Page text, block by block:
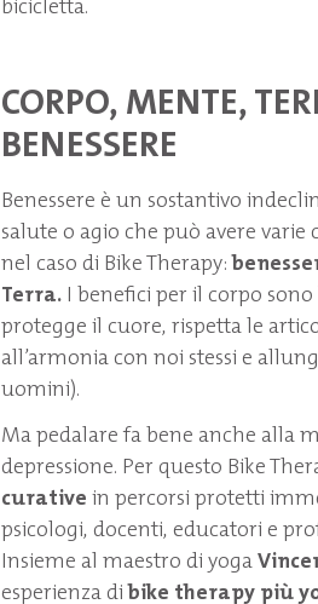
bicicletta.
CORPO, MENTE,
BENESSERE
Benessere è un sostantivo
salute o agio che può avere varie
nel caso di Bike Therapy:
Terra. I benefici per il corpo
protegge il cuore, rispetta le
all’armonia con noi stessi e
uomini).
Ma pedalare fa bene anche alla
depressione. Per questo Bike
curative in percorsi protetti
psicologi, docenti, educatori e
Insieme al maestro di yoga
esperienza dibike therapy più